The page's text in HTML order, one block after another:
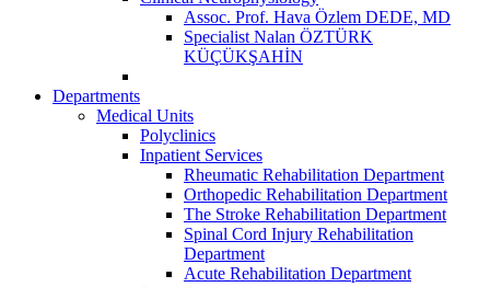
Assoc. Prof. Hava Özlem DEDE, MD
Specialist Nalan ÖZTÜRK
KÜÇÜKŞAHİN
Departments
Medical Units
Polyclinics
Inpatient Services
Rheumatic Rehabilitation Department
Orthopedic Rehabilitation Department
The Stroke Rehabilitation Department
Spinal Cord Injury Rehabilitation
Department
Acute Rehabilitation Department